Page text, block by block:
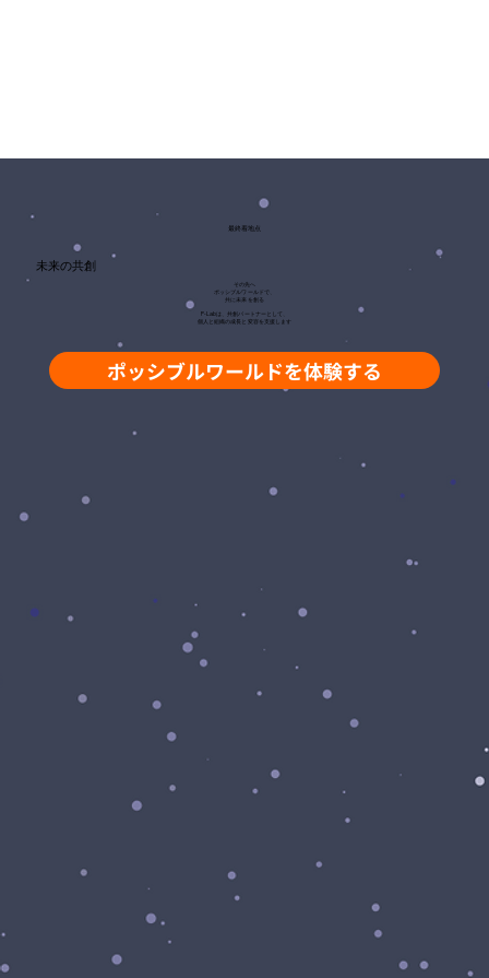
最終着地点
未来の共創
その先へ
ポッシブルワールドで、
共に未来を創る
P-Labは、共創パートナーとして、
個人と組織の成長と変容を支援します
ポッシブルワールドを体験する